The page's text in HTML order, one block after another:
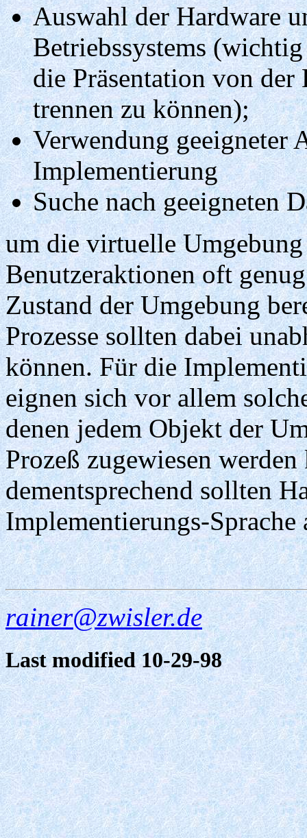
Auswahl der Hardware
Betriebssystems
die Präsentation von der
trennen zu können);
Verwendung geeigneter
Implementierung
Suche nach geeigneten
um die virtuelle
Benutzeraktionen oft
Zustand der Umgebung
Prozesse sollten dabei
können. Für die
eignen sich vor allem
denen jedem Objekt der
Prozeß zugewiesen
dementsprechend sollten
Implementierungs-Sprache
rainer@zwisler.de
Last modified 10-29-98